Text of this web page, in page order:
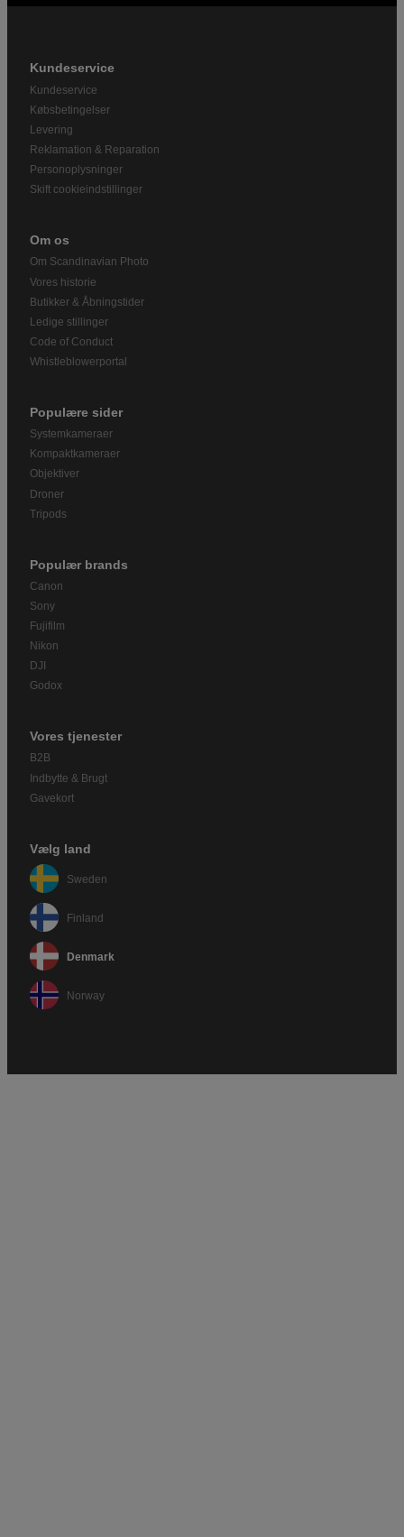
Kundeservice
Kundeservice
Købsbetingelser
Levering
Reklamation & Reparation
Personoplysninger
Skift cookieindstillinger
Om os
Om Scandinavian Photo
Vores historie
Butikker & Åbningstider
Ledige stillinger
Code of Conduct
Whistleblowerportal
Populære sider
Systemkameraer
Kompaktkameraer
Objektiver
Droner
Tripods
Populær brands
Canon
Sony
Fujifilm
Nikon
DJI
Godox
Vores tjenester
B2B
Indbytte & Brugt
Gavekort
Vælg land
Sweden
Finland
Denmark
Norway